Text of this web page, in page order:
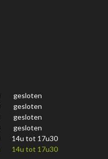
gesloten
gesloten
gesloten
gesloten
14u tot 17u30
14u tot 17u30